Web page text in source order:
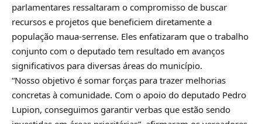
parlamentares ressaltaram o compromisso de buscar
recursos e projetos que beneficiem diretamente a
população maua-serrense. Eles enfatizaram que o trabalho
conjunto com o deputado tem resultado em avanços
significativos para diversas áreas do município.
“Nosso objetivo é somar forças para trazer melhorias
concretas à comunidade. Com o apoio do deputado Pedro
Lupion, conseguimos garantir verbas que estão sendo